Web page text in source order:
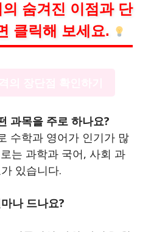
숨겨진 이점과 단
클릭해 보세요.
과목을 주로 하나요?
수학과 영어가 인기가 많
는 과학과 국어, 사회 과
있습니다.
나 드나요?